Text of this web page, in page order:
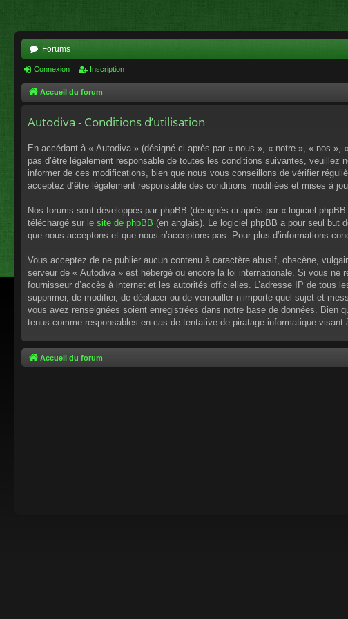
Forums
Connexion Inscription
Accueil du forum
Autodiva - Conditions d’utilisation
En accédant à « Autodiva » (désigné ci-après par « nous », « notre », « nos
pas d’être légalement responsable de toutes les conditions suivantes,
informer de ces modifications, bien que nous vous conseillons de vérifier
acceptez d’être légalement responsable des conditions modifiées et mises à
Nos forums sont développés par phpBB (désignés ci-après par « logiciel
téléchargé sur le site de phpBB (en anglais). Le logiciel phpBB a pour seul but
que nous acceptons et que nous n’acceptons pas. Pour plus d’informations
Vous acceptez de ne publier aucun contenu à caractère abusif, obscène,
serveur de « Autodiva » est hébergé ou encore la loi internationale. Si vous
fournisseur d’accès à internet et les autorités officielles. L’adresse IP de tous
supprimer, de modifier, de déplacer ou de verrouiller n’importe quel sujet et
vous avez renseignées soient enregistrées dans notre base de données.
tenus comme responsables en cas de tentative de piratage informatique visant
Accueil du forum